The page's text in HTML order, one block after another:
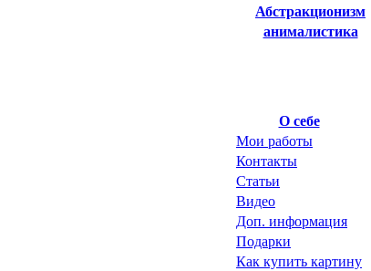
Абстракционизм
анималистика
О себе
Мои работы
Контакты
Статьи
Видео
Доп. информация
Подарки
Как купить картину